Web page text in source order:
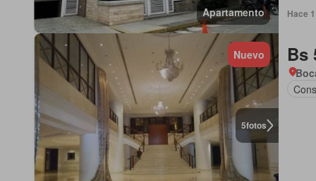
Apartamento Hace
5fotos
Nuevo Bs